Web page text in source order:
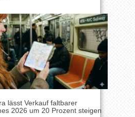
lässt Verkauf faltbarer
2026 um 20 Prozent steigen